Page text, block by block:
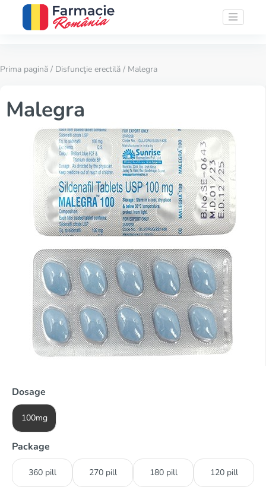
Prima pagină / Disfuncţie erectilă / Malegra
Malegra
Dosage
100mg
Package
360 pill 270 pill 180 pill 120 pill